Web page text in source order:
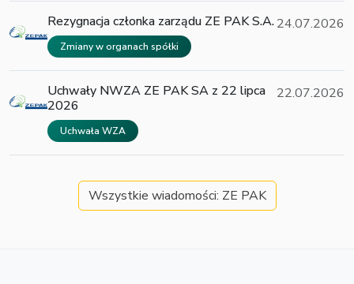
Rezygnacja członka zarządu ZE PAK S.A.
Zmiany w organach spółki
24.07.2026
Uchwały NWZA ZE PAK SA z 22 lipca
2026
Uchwała WZA
22.07.2026
Wszystkie wiadomości: ZE PAK